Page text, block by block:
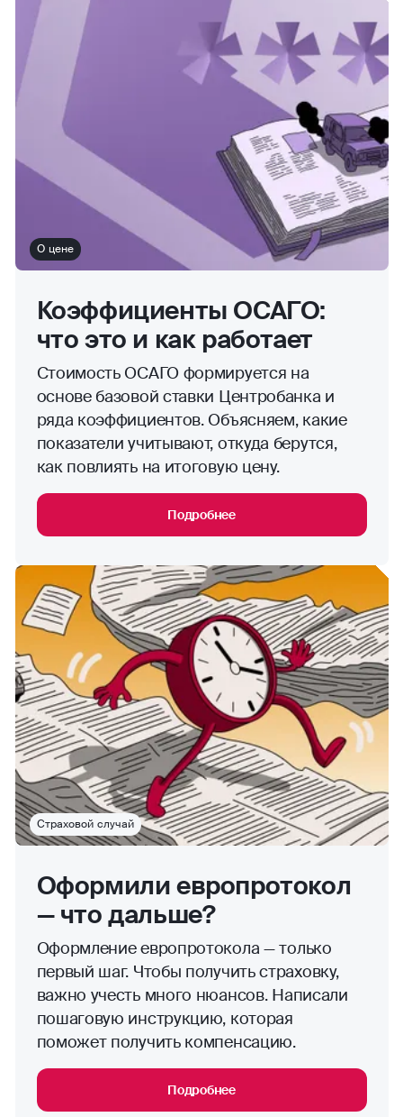
О цене
Коэффициенты ОСАГО:
что это и как работает
Стоимость ОСАГО формируется на
основе базовой ставки Центробанка и
ряда коэффициентов. Объясняем, какие
показатели учитывают, откуда берутся,
как повлиять на итоговую цену.
Подробнее
Страховой случай
Оформили европротокол
— что дальше?
Оформление европротокола — только
первый шаг. Чтобы получить страховку,
важно учесть много нюансов. Написали
пошаговую инструкцию, которая
поможет получить компенсацию.
Подробнее